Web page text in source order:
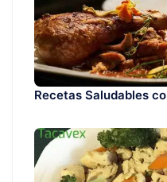
Recetas Saludables